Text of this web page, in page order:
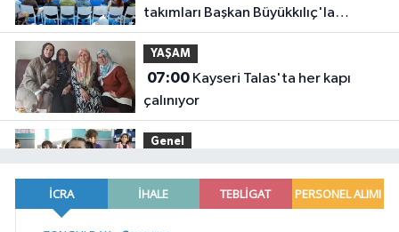
takımları Başkan Büyükkılıç'la
buluştu
YAŞAM
07:00Kayseri Talas'ta her kapı
çalınıyor
Genel
AÇIKLAMA